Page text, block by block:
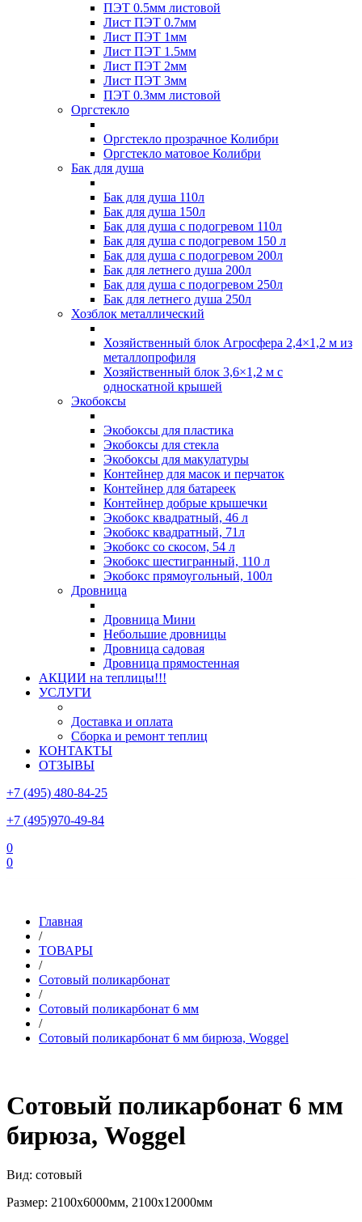
ПЭТ 0.5мм листовой
Лист ПЭТ 0.7мм
Лист ПЭТ 1мм
Лист ПЭТ 1.5мм
Лист ПЭТ 2мм
Лист ПЭТ 3мм
ПЭТ 0.3мм листовой
Оргстекло
Оргстекло прозрачное Колибри
Оргстекло матовое Колибри
Бак для душа
Бак для душа 110л
Бак для душа 150л
Бак для душа с подогревом 110л
Бак для душа с подогревом 150 л
Бак для душа с подогревом 200л
Бак для летнего душа 200л
Бак для душа с подогревом 250л
Бак для летнего душа 250л
Хозблок металлический
Хозяйственный блок Агросфера 2,4×1,2 м из
металлопрофиля
Хозяйственный блок 3,6×1,2 м с
односкатной крышей
Экобоксы
Экобоксы для пластика
Экобоксы для стекла
Экобоксы для макулатуры
Контейнер для масок и перчаток
Контейнер для батареек
Контейнер добрые крышечки
Экобокс квадратный, 46 л
Экобокс квадратный, 71л
Экобокс со скосом, 54 л
Экобокс шестигранный, 110 л
Экобокс прямоугольный, 100л
Дровница
Дровница Мини
Небольшие дровницы
Дровница садовая
Дровница прямостенная
АКЦИИ на теплицы!!!
УСЛУГИ
Доставка и оплата
Сборка и ремонт теплиц
КОНТАКТЫ
ОТЗЫВЫ
+7 (495) 480-84-25
+7 (495)970-49-84
0
0
Главная
/
ТОВАРЫ
/
Сотовый поликарбонат
/
Сотовый поликарбонат 6 мм
/
Сотовый поликарбонат 6 мм бирюза, Woggel
Сотовый поликарбонат 6 мм
бирюза, Woggel
Вид: сотовый
Размер: 2100х6000мм, 2100х12000мм